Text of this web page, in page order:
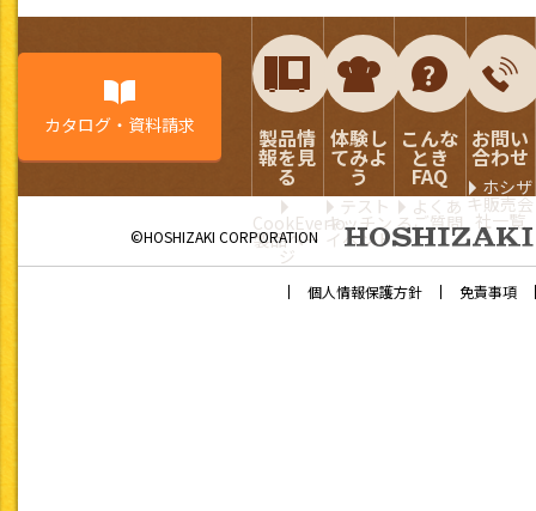
カタログ・資料請求 製品情
報を見
る
CookEverio
製品ペー
ジ
体験し
てみよ
う
テスト
キッチン
イベント
こんな
とき
FAQ
よくあ
るご質問
お問い
合わせ
ホシザ
キ販売会
社一覧
©HOSHIZAKI CORPORATION
個人情報保護方針 免責事項